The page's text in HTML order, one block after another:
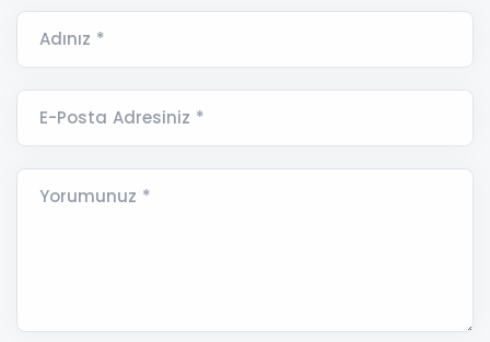
Adınız *
E-Posta Adresiniz *
Yorumunuz *